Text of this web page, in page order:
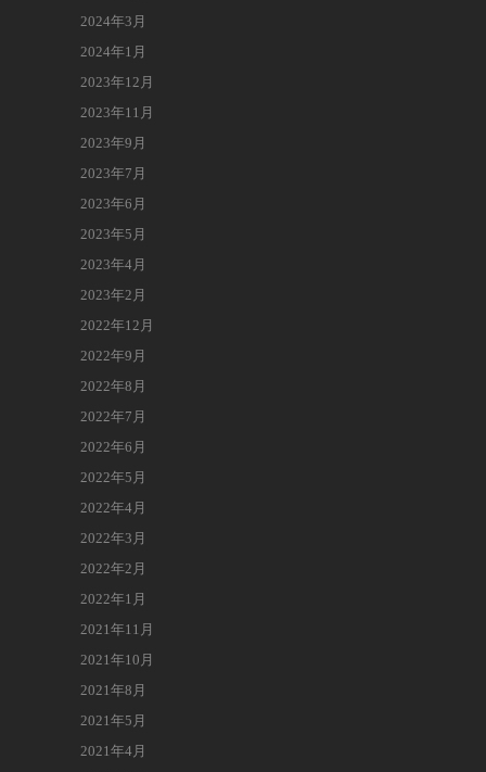
2024年3月
2024年1月
2023年12月
2023年11月
2023年9月
2023年7月
2023年6月
2023年5月
2023年4月
2023年2月
2022年12月
2022年9月
2022年8月
2022年7月
2022年6月
2022年5月
2022年4月
2022年3月
2022年2月
2022年1月
2021年11月
2021年10月
2021年8月
2021年5月
2021年4月